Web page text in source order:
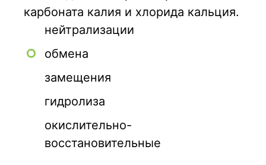
карбоната калия и хлорида кальция.
нейтрализации
обмена
замещения
гидролиза
окислительно-
восстановительные